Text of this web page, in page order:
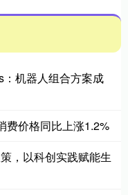
机器人组合方案成
费价格同比上涨1.2%
，以科创实践赋能生